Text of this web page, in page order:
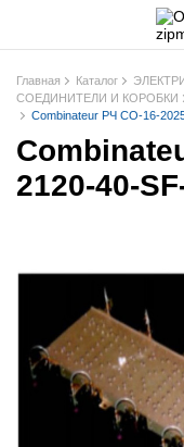
Главная Каталог
СОЕДИНИТЕЛИ И КОРОБКИ
Combinateur РЧ CO-16-
2120-40-